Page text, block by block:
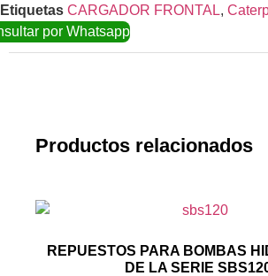
Etiquetas CARGADOR FRONTAL,
por Whatsapp
Productos relacionados
REPUESTOS PARA BOMBAS
DE LA SERIE